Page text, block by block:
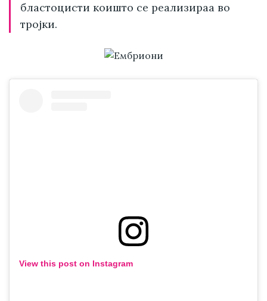
бластоцисти коишто се реализираа во
тројки.
View this post on Instagram